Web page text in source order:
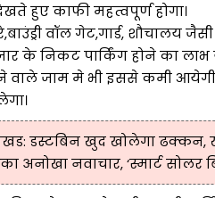
हुए काफी महत्वपूर्ण होगा।
वॉल गेट,गार्ड, शौचालय
के निकट पार्किंग होने का लाभ
वाले जाम मे भी इससे कमी
डस्टबिन खुद खोलेगा
अनोखा नवाचार, ‘स्मार्ट